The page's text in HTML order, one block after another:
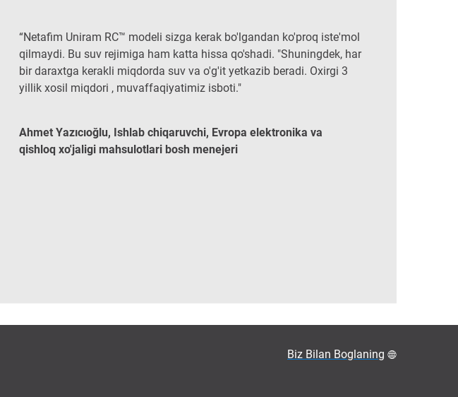
“Netafim Uniram RC™ modeli sizga kerak bo'lgandan ko'proq iste'mol
qilmaydi. Bu suv rejimiga ham katta hissa qo'shadi. "Shuningdek, har
bir daraxtga kerakli miqdorda suv va o'g'it yetkazib beradi. Oxirgi 3
yillik xosil miqdori , muvaffaqiyatimiz isboti."
Ahmet Yazıcıoğlu, Ishlab chiqaruvchi, Evropa elektronika va
qishloq xo'jaligi mahsulotlari bosh menejeri
Biz Bilan Boglaning